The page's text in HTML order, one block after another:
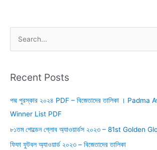
r
h
f
o
r
Recent Posts
পদ্ম পুরস্কার ২০২৪ PDF – বিজেতাদের তালিকা ।
Winner List PDF
৮১তম গোল্ডেন গ্লোব অ্যাওয়ার্ডস ২০২৩ – 81st Golden
ফিফা ফুটবল অ্যাওয়ার্ড ২০২৩ – বিজেতাদের তালিকা